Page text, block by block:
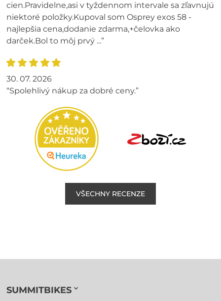
cien.Pravidelne,asi v tyždennom intervale sa zľavnujú
niektoré položky.Kupoval som Osprey exos 58 -
najlepšia cena,dodanie zdarma,+čelovka ako
darček.Bol to môj prvý ...”
30. 07. 2026
“Spolehlivý nákup za dobré ceny.”
VŠECHNY RECENZE
SUMMITBIKES